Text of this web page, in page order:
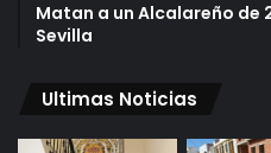
Matan a un Alcalareño de
Sevilla
Ultimas Noticias